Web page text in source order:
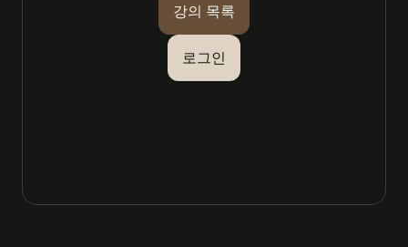
로그인
강의 목록